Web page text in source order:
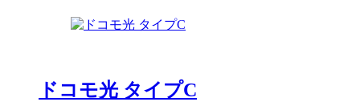
ドコモ光 タイプC